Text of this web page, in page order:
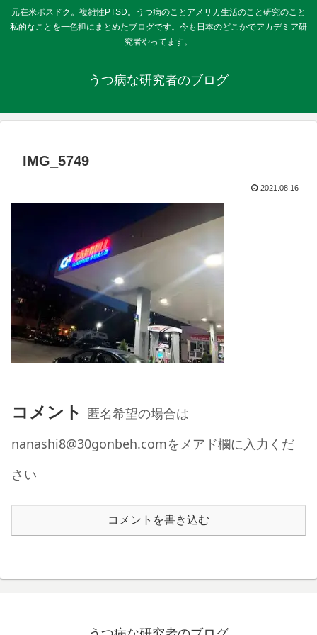
元在米ポスドク。複雑性PTSD。うつ病のことアメリカ生活のこと研究のこと
私的なことを一色担にまとめたブログです。今も日本のどこかでアカデミア研
究者やってます。
うつ病な研究者のブログ
IMG_5749
2021.08.16
コメント 匿名希望の場合は
nanashi8@30gonbeh.comをメアド欄に入力くだ
さい
コメントを書き込む